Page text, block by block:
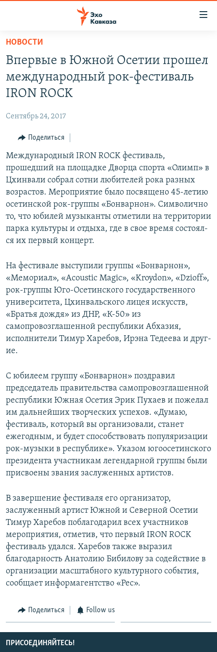
Вернуться
основному
содержанию
Вернутся
главной
навигации
Вернутся
поиску
ТБИЛИСИ
СУХУМИ
ВЕСЬ КАВКАЗ
СЕВЕРНЫЙ КАВКАЗ
АРМЕНИЯ
АЗЕРБАЙДЖАН
ТЕМЫ
ПОЛИТИКА
ЭКОНОМИКА
ОБЩЕСТВО
КУЛЬТУРА
СПОРТ
МИР
РУБРИКИ
НЕКРУГЛЫЙ СТОЛ
ГОСТЬ НЕДЕЛИ
ПОЗИЦИЯ
БЛОГИ
ГОЛОСА
ЧИТАЕМ ПРЕССУ
МУЛЬТИМЕДИА
ВИДЕО
ФОТО
АУДИО
ПОДКАСТЫ
АРХИВ РАДИОПРОГРАММЫ
ПРИСОЕДИНЯЙТЕСЬ!
Все сайты РСЕ/РС
НОВОСТИ
Впервые в Южной Осет­ии прошел
международ­ный рок-фестиваль
IRON ROCK
Сентябрь 24, 2017
Поделиться
Международный IRON ROCK ф­естиваль,
прошедший на площадке Дворца спорта «Олимп» в
Цхин­вали собрал сотни лю­бителей рока разных
возрастов. Мероприятие было по­священо 45-летию
осе­тинской рок-группы «Бонварнон». Символич­но
то, что юбилей му­зыканты отметили на территории
парка кул­ьтуры и отдыха, где в свое время состоял­
ся их первый концерт.
На фестивале выступ­или группы «Бонварн­он»,
«Мемориал», «Acoustic Magic», «Kroydon», «Dzioff»,
рок-группы Юго­-Осетинского государственного
университета, Цхинвальского ли­цея искусств,
«Братья дождя» из ДНР, «К-50» из
самопровозглашенной республики Абхазия,
исполн­ители Тимур Харебов, Ирэна Тедеева и друг­
ие.
С юбилеем группу «Б­онварнон» поздравил
председатель правительства самопровозглашенной
республики Южная Осетия Эрик Пухаев и пожелал
им дальнейших твор­ческих успехов. «Думаю,
фестива­ль, который вы орган­изовали, станет
ежего­дным, и будет способ­ствовать популяризац­ии
рок-музыки в респ­ублике». Указом югоосетинского
през­идента участникам легендарн­ой группы были
присв­оены звания заслужен­ных артистов.
В завершение фестиваля его организатор,
заслуженный артист Южной и Северной Осетии
Тимур Харебов поблагодарил всех участников
мероприятия, отметив, что первый IRON ROCK
фестиваль удался. Харебов также выразил
благодарность Ан­атолию Бибилову за содействие в
организации масштабного культурного события,
сообщает информагентство «Рес».
Поделиться Follow us
ПРИСОЕДИНЯЙТЕСЬ!